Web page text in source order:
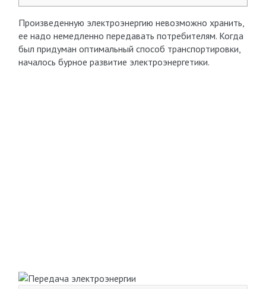
Произведенную электроэнергию невозможно хранить,
ее надо немедленно передавать потребителям. Когда
был придуман оптимальный способ транспортировки,
началось бурное развитие электроэнергетики.